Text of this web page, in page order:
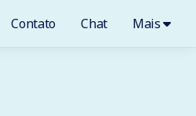
Contato Chat Mais